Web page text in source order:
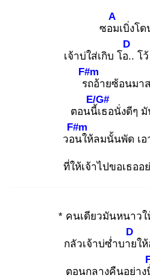
ซอม
A
เบิ่งโ
เจ้าบ่ใส่เกิบ โอ..
D
โ
รถ
F#m
อ้ายซ้อนมา
ตอนนี้เ
E/G#
ธอนั่งดีๆ
วอน
F#m
ให้ลมนั้นพัด เอ
ที่ให้เจ้าไปขอเธออ
* คนเดียวมันหนาวใ
กลัวเจ้าบ่ซ่ำบาย
D
ใ
ตอนกลางคืนอย่าง